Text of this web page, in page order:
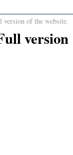
of the website.
version